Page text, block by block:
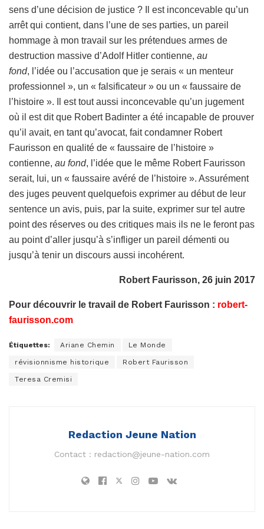
sens d’une décision de justice ? Il est inconcevable qu’un
arrêt qui contient, dans l’une de ses parties, un pareil
hommage à mon travail sur les prétendues armes de
destruction massive d’Adolf Hitler contienne, au
fond, l’idée ou l’accusation que je serais « un menteur
professionnel », un « falsificateur » ou un « faussaire de
l’histoire ». Il est tout aussi inconcevable qu’un jugement
où il est dit que Robert Badinter a été incapable de prouver
qu’il avait, en tant qu’avocat, fait condamner Robert
Faurisson en qualité de « faussaire de l’histoire »
contienne, au fond, l’idée que le même Robert Faurisson
serait, lui, un « faussaire avéré de l’histoire ». Assurément
des juges peuvent quelquefois exprimer au début de leur
sentence un avis, puis, par la suite, exprimer sur tel autre
point des réserves ou des critiques mais ils ne le feront pas
au point d’aller jusqu’à s’infliger un pareil démenti ou
jusqu’à tenir un discours aussi incohérent.
Robert Faurisson, 26 juin 2017
Pour découvrir le travail de Robert Faurisson : robert-
faurisson.com
Étiquettes: Ariane Chemin Le Monde
révisionnisme historique Robert Faurisson
Teresa Cremisi
Redaction Jeune Nation
Contact : redaction@jeune-nation.com